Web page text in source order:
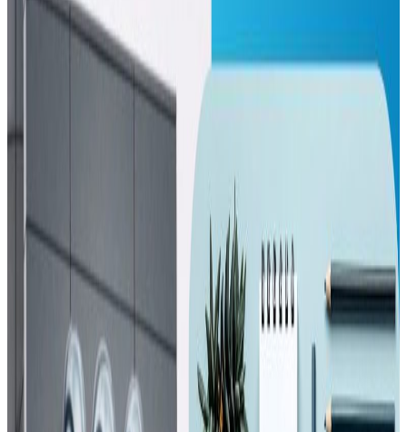
सामाग्री
Nepaltube Australia